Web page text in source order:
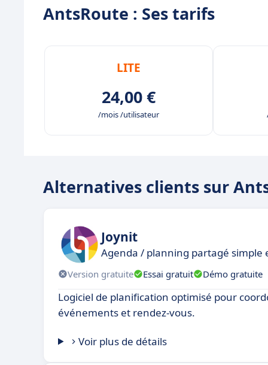
AntsRoute : Ses tarifs
LITE
24,00 €
/mois /utilisateur
Alternatives clients sur
Joynit
Agenda / planning partagé simple
Version gratuite Essai gratuit Démo gratuite
Logiciel de planification optimisé pour
événements et rendez-vous.
Voir plus de détails